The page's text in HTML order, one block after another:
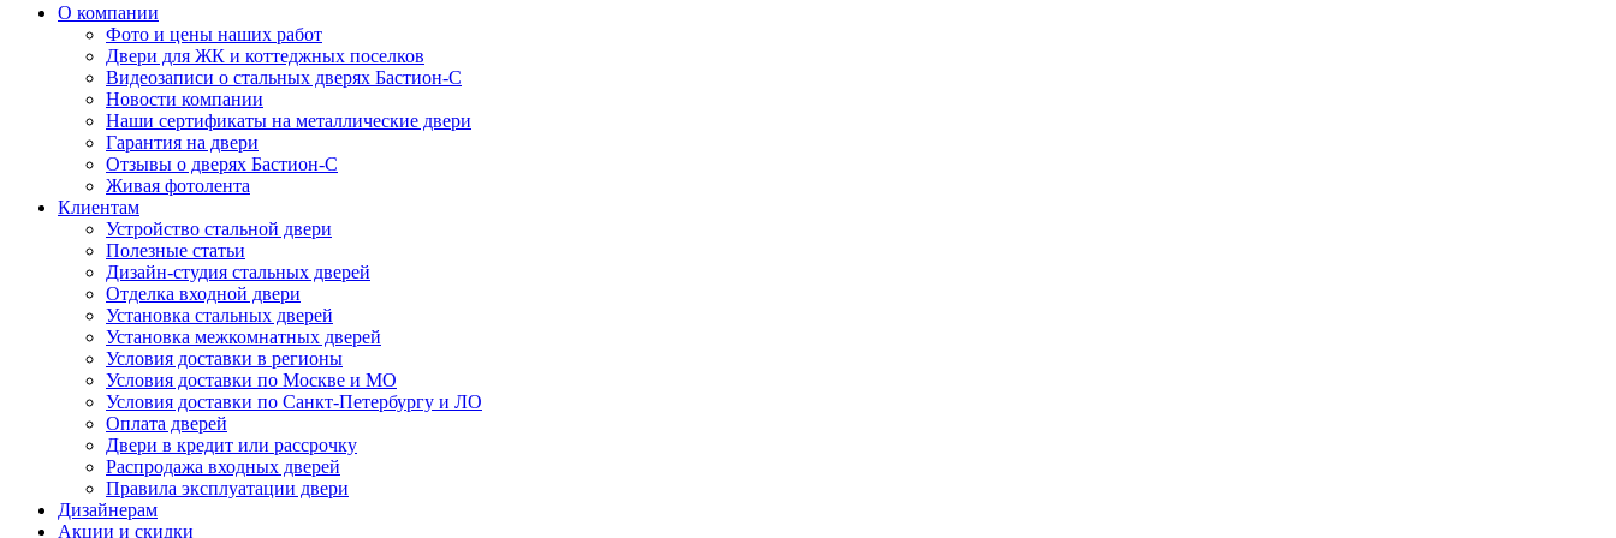
О компании
Фото и цены наших работ
Двери для ЖК и коттеджных поселков
Видеозаписи о стальных дверях Бастион-С
Новости компании
Наши сертификаты на металлические двери
Гарантия на двери
Отзывы о дверях Бастион-С
Живая фотолента
Клиентам
Устройство стальной двери
Полезные статьи
Дизайн-студия стальных дверей
Отделка входной двери
Установка стальных дверей
Установка межкомнатных дверей
Условия доставки в регионы
Условия доставки по Москве и МО
Условия доставки по Санкт-Петербургу и ЛО
Оплата дверей
Двери в кредит или рассрочку
Распродажа входных дверей
Правила эксплуатации двери
Дизайнерам
Акции и скидки